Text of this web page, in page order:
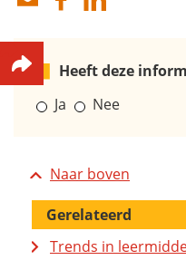
Heeft deze
Ja
Nee
Gerelateerd
Trends in
Naar boven